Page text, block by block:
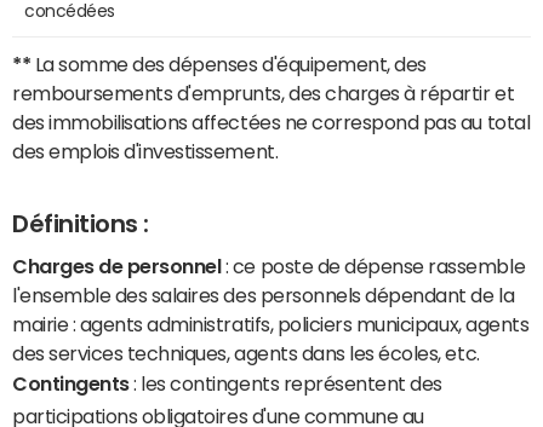
concédées
** La somme des dépenses d'équipement, des
remboursements d'emprunts, des charges à répartir et
des immobilisations affectées ne correspond pas au total
des emplois d'investissement.
Définitions :
Charges de personnel : ce poste de dépense rassemble
l'ensemble des salaires des personnels dépendant de la
mairie : agents administratifs, policiers municipaux, agents
des services techniques, agents dans les écoles, etc.
Contingents: les contingents représentent des
participations obligatoires d'une commune au